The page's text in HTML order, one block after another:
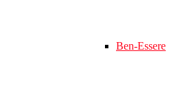
Ben-Essere